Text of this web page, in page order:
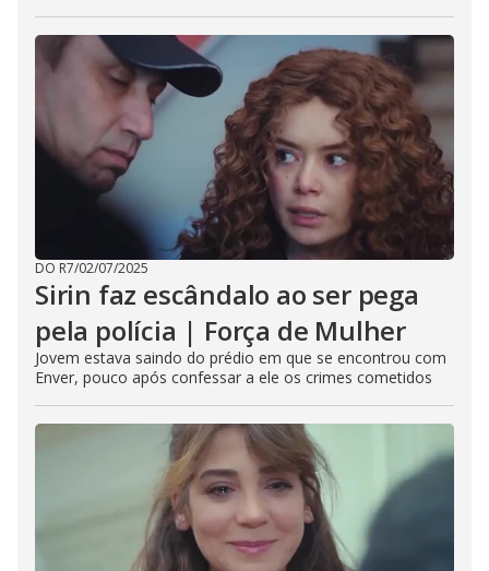
DO R7/02/07/2025
Sirin faz escândalo ao ser pega
pela polícia | Força de Mulher
Jovem estava saindo do prédio em que se encontrou com
Enver, pouco após confessar a ele os crimes cometidos